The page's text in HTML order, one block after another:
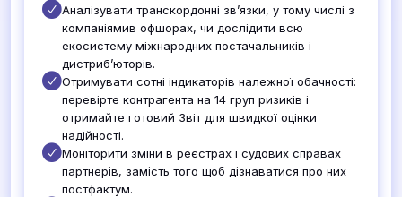
Аналізувати транскордонні зв’язки, у тому числі з
компаніямив офшорах, чи дослідити всю
екосистему міжнародних постачальників і
дистриб’юторів.
Отримувати сотні індикаторів належної обачності:
перевірте контрагента на 14 груп ризиків і
отримайте готовий Звіт для швидкої оцінки
надійності.
Моніторити зміни в реєстрах і судових справах
партнерів, замість того щоб дізнаватися про них
постфактум.